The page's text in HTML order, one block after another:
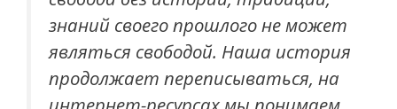
знаний своего прошлого не может
являться свободой. Наша история
продолжает переписываться, на